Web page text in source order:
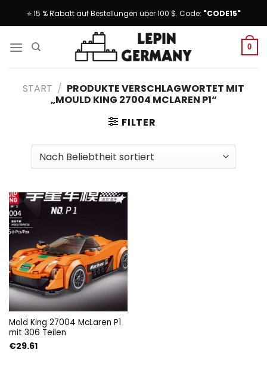
⭐ 15 % Rabatt auf Bestellungen über 100 $. Code: "CODE15"
0
START / PRODUKTE VERSCHLAGWORTET MIT
„MOULD KING 27004 MCLAREN P1“
FILTER
Mold King 27004 McLaren P1
mit 306 Teilen
€29.61